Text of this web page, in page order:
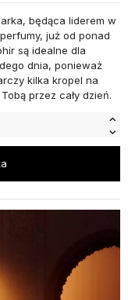
będąca liderem w
już od ponad
są idealne dla
dnia, ponieważ
kilka kropel na
przez cały dzień.